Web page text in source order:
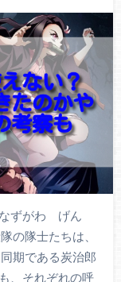
なずがわ げん
の隊士たちは、
期である炭治郎
、それぞれの呼